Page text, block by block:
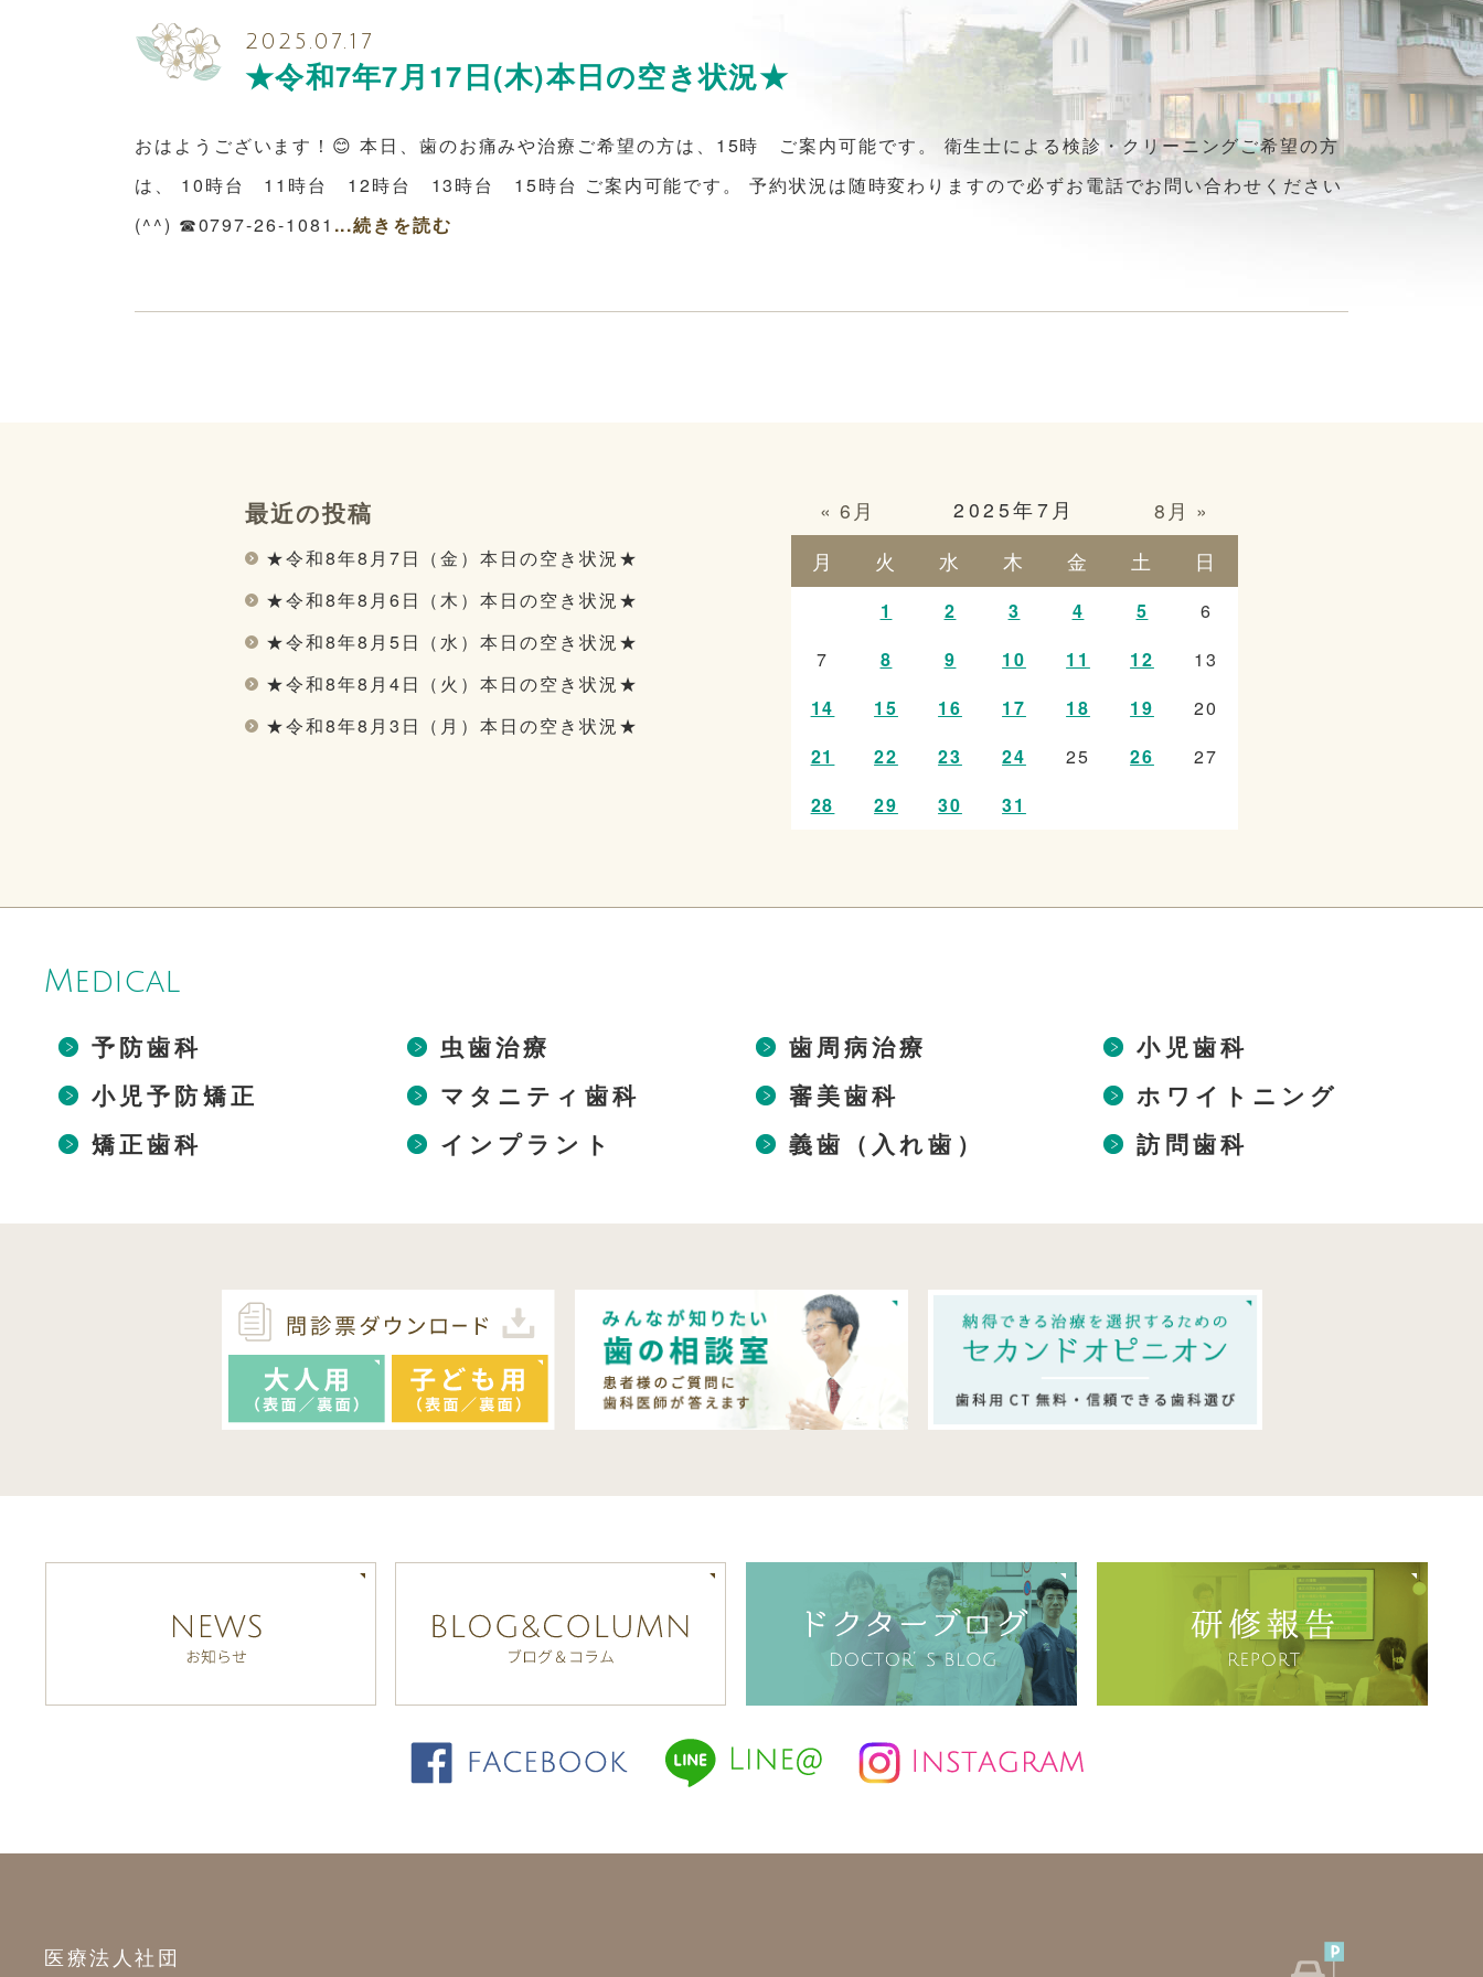
2025.07.17
★令和7年7月17日(木)本日の空き状況★
おはようございます！😊 本日、歯のお痛みや治療ご希望の方は、15時 ご案内可能です。 衛生士による検診・クリーニングご希望の方
は、 10時台 11時台 12時台 13時台 15時台 ご案内可能です。 予約状況は随時変わりますので必ずお電話でお問い合わせください
(^^) ☎0797-26-1081 ...続きを読む
最近の投稿
★令和8年8月7日（金）本日の空き状況★
★令和8年8月6日（木）本日の空き状況★
★令和8年8月5日（水）本日の空き状況★
★令和8年8月4日（火）本日の空き状況★
★令和8年8月3日（月）本日の空き状況★
2025年7月
月
火 水 木 金 土 日
« 6月 8月 »
1 2 3 4 5
6
7
8 9 10 11 12
13
14
15 16 17 18 19
20
21
22 23 24 25 26
27
28
29 30 31
Medical
予防歯科 虫歯治療 歯周病治療
小児歯科
小児予防矯正
マタニティ歯科 審美歯科
ホワイトニング
矯正歯科
インプラント 義歯（入れ歯） 訪問歯科
医療法人社団